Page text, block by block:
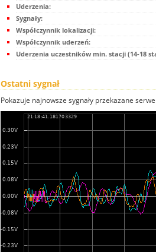
Uderzenia:
Sygnały:
Współczynnik lokalizacji:
Współczynnik uderzeń:
Uderzenia uczestników min. stacji (14-18
Ostatni sygnał
Pokazuje najnowsze sygnały przekazane